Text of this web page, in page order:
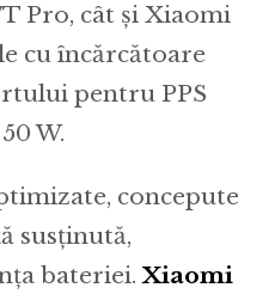
Pro, cât și Xiaomi
cu încărcătoare
pentru PPS
W.
concepute
susținută,
bateriei.Xiaomi